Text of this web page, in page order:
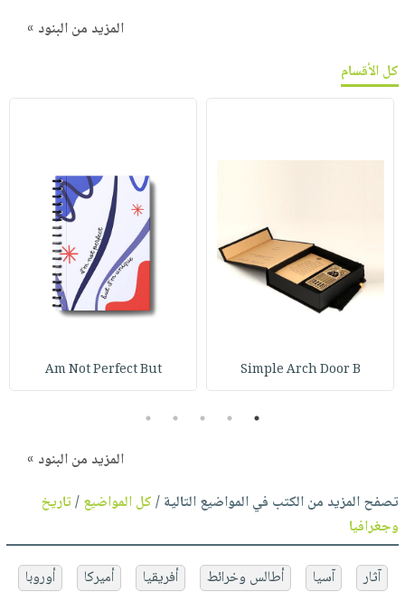
المزيد من البنود »
كل الأقسام
Simple Arch Door B
Am Not Perfect But
1
2
3
4
5
المزيد من البنود »
تصفح المزيد من الكتب في المواضيع التالية /كل المواضيع/تاريخ
وجغرافيا
آثار آسيا أطالس وخرائط أفريقيا أميركا
أوروبا